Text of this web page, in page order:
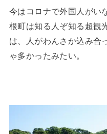
今はコロナで外国人がい
根町は知る人ぞ知る超観
は、人がわんさか込み合
ゃ多かったみたい。